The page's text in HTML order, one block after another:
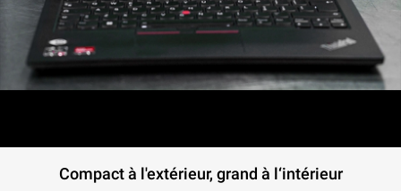
Compact à l'extérieur, grand à l‘intérieur